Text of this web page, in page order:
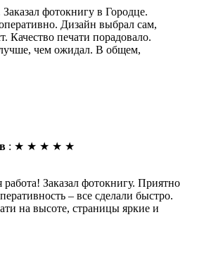
фотокнигу в Городце.
Дизайн выбрал сам,
Качество печати порадовало.
чем ожидал. В общем,
: ★ ★ ★ ★ ★
работа! Заказал фотокнигу. Приятно
– все сделали быстро.
на высоте, страницы яркие и